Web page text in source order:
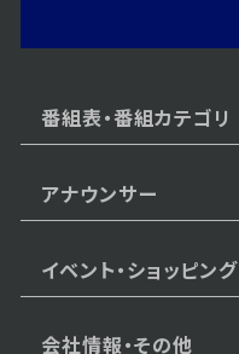
番組表・番組カテゴリ
アナウンサー
イベント・ショッピング
会社情報・その他